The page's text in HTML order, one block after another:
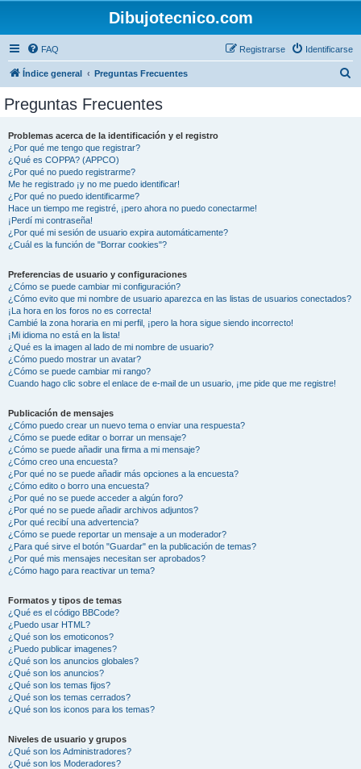
Dibujotecnico.com
FAQ Identificarse
Registrarse
Índice general Preguntas Frecuentes
Preguntas Frecuentes
Problemas acerca de la identificación y el registro
¿Por qué me tengo que registrar?
¿Qué es COPPA? (APPCO)
¿Por qué no puedo registrarme?
Me he registrado ¡y no me puedo identificar!
¿Por qué no puedo identificarme?
Hace un tiempo me registré, ¡pero ahora no puedo conectarme!
¡Perdí mi contraseña!
¿Por qué mi sesión de usuario expira automáticamente?
¿Cuál es la función de "Borrar cookies"?
Preferencias de usuario y configuraciones
¿Cómo se puede cambiar mi configuración?
¿Cómo evito que mi nombre de usuario aparezca en las listas de usuarios conectados?
¡La hora en los foros no es correcta!
Cambié la zona horaria en mi perfil, ¡pero la hora sigue siendo incorrecto!
¡Mi idioma no está en la lista!
¿Qué es la imagen al lado de mi nombre de usuario?
¿Cómo puedo mostrar un avatar?
¿Cómo se puede cambiar mi rango?
Cuando hago clic sobre el enlace de e-mail de un usuario, ¡me pide que me registre!
Publicación de mensajes
¿Cómo puedo crear un nuevo tema o enviar una respuesta?
¿Cómo se puede editar o borrar un mensaje?
¿Cómo se puede añadir una firma a mi mensaje?
¿Cómo creo una encuesta?
¿Por qué no se puede añadir más opciones a la encuesta?
¿Cómo edito o borro una encuesta?
¿Por qué no se puede acceder a algún foro?
¿Por qué no se puede añadir archivos adjuntos?
¿Por qué recibí una advertencia?
¿Cómo se puede reportar un mensaje a un moderador?
¿Para qué sirve el botón "Guardar" en la publicación de temas?
¿Por qué mis mensajes necesitan ser aprobados?
¿Cómo hago para reactivar un tema?
Formatos y tipos de temas
¿Qué es el código BBCode?
¿Puedo usar HTML?
¿Qué son los emoticonos?
¿Puedo publicar imagenes?
¿Qué son los anuncios globales?
¿Qué son los anuncios?
¿Qué son los temas fijos?
¿Qué son los temas cerrados?
¿Qué son los iconos para los temas?
Niveles de usuario y grupos
¿Qué son los Administradores?
¿Qué son los Moderadores?